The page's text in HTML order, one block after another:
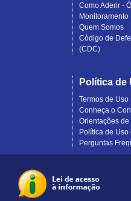
Como Aderir -
Monitoramento
Quem Somos
Código de
(CDC)
Política de
Termos de Uso
Conheça o
Orientações de
Política de
Perguntas